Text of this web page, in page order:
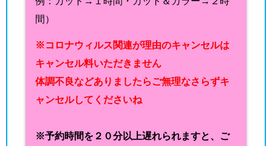
間）
※コロナウィルス関連が理由のキャンセルは
キャンセル料いただきません
体調不良などありましたらご無理なさらずキ
ャンセルしてくださいね
※予約時間を２０分以上遅れられますと、ご